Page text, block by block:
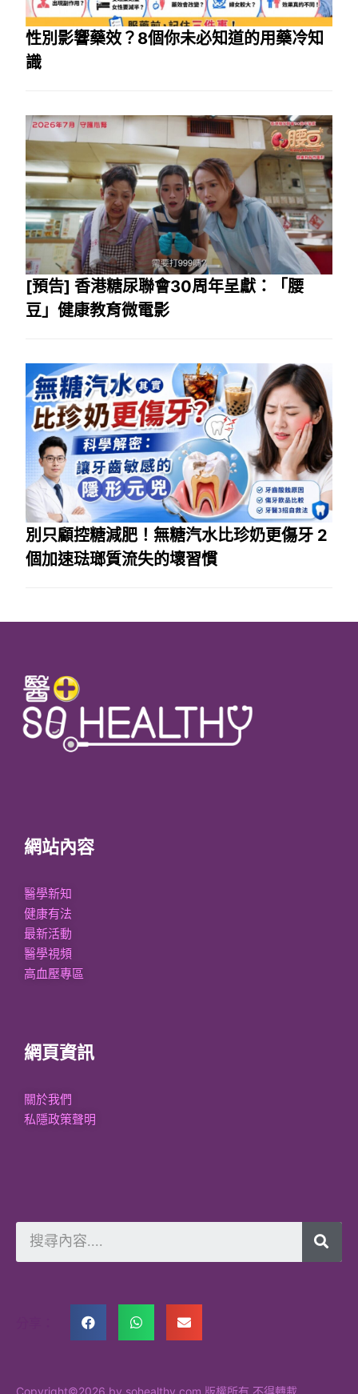
性別影響藥效？8個你未必知道的用藥冷知
識
[預告] 香港糖尿聯會30周年呈獻：「腰
豆」健康教育微電影
別只顧控糖減肥！無糖汽水比珍奶更傷牙 2
個加速琺瑯質流失的壞習慣
網站內容
醫學新知
健康有法
最新活動
醫學視頻
高血壓專區
網頁資訊
關於我們
私隱政策聲明
Copyright©2026 by sohealthy.com 版權所有 不得轉載